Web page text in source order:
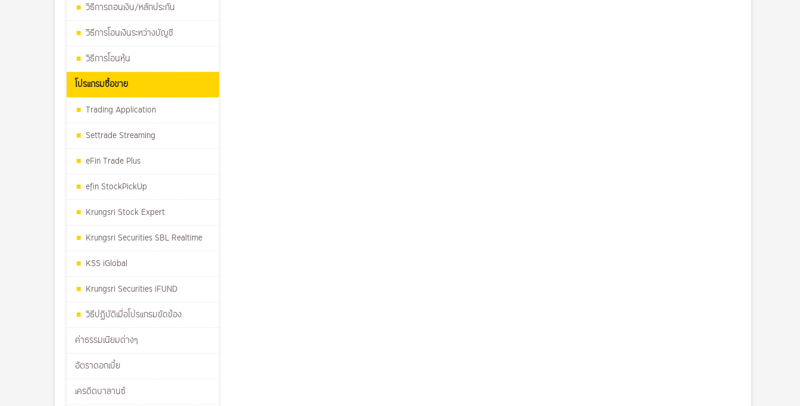
วิธีการถอนเงิน/หลักประกัน
วิธีการโอนเงินระหว่างบัญชี
วิธีการโอนหุ้น
โปรแกรมซื้อขาย
Trading Application
Settrade Streaming
eFin Trade Plus
efin StockPickUp
Krungsri Stock Expert
Krungsri Securities SBL Realtime
KSS iGlobal
Krungsri Securities iFUND
วิธีปฏิบัติเมื่อโปรแกรมขัดข้อง
ค่าธรรมเนียมต่างๆ
อัตราดอกเบี้ย
เครดิตบาลานซ์